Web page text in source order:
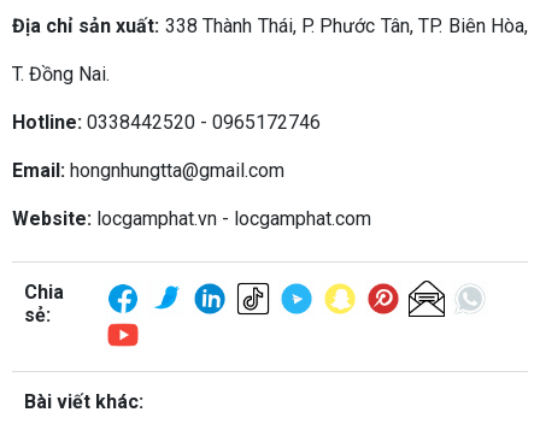
Địa chỉ sản xuất: 338 Thành Thái, P. Phước Tân, TP. Biên Hòa,
T. Đồng Nai.
Hotline: 0338442520 - 0965172746
Email: hongnhungtta@gmail.com
Website: locgamphat.vn - locgamphat.com
Chia
sẻ:
Bài viết khác: